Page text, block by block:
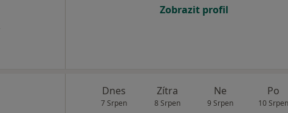
Zobrazit profil
Dnes
7 Srpen
Zítra
8 Srpen
Ne
9 Srpen
Po
10 Srpen